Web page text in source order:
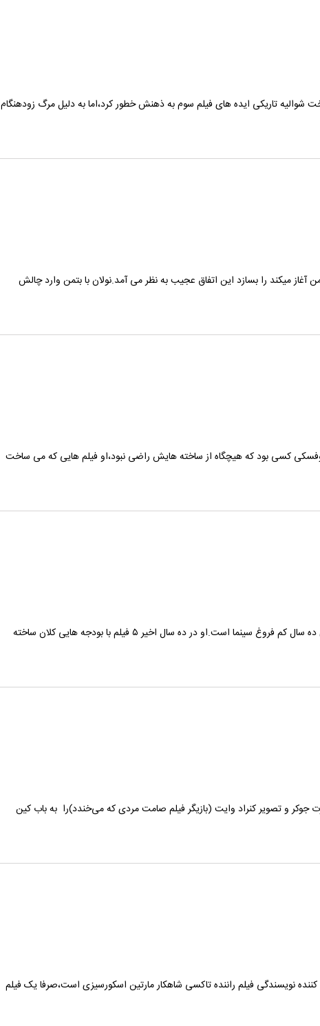
تاریکی ایده های فیلم سوم به ذهنش خطور کرد،اما به دلیل مرگ زودهنگام
میکند را بسازد این اتفاق عجیب به نظر می آمد.نولان با بتمن وارد چالش
کسی بود که هیچگاه از ساخته هایش راضی نبود،او فیلم هایی که می ساخت
میدونی این زخما چجوری به وجود اومد کریستوفر نولان قطعا بهترین کارگردان این ده سال کم فروغ سینما است.او در ده سال اخیر ۵ فیلم با بودجه هایی کلان ساخته
و تصویر کنراد وایت (بازیگر فیلم صامت مردی که می‌خندد)را به باب کین
نویسندگی فیلم راننده تاکسی شاهکار مارتین اسکورسیزی است،صرفا یک فیلم